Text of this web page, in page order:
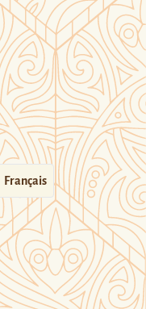
Français